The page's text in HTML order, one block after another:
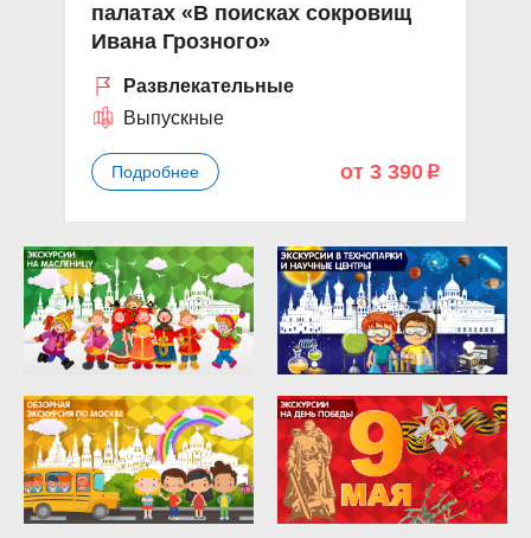
палатах «В поисках сокровищ
Ивана Грозного»
Развлекательные
Выпускные
Подробнее от 3 390 p